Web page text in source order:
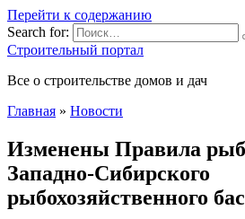
Перейти к содержанию
Search for:
Строительный портал
Все о строительстве домов и дач
Главная » Новости
Изменены Правила
Западно-Сибирского
рыбохозяйственного